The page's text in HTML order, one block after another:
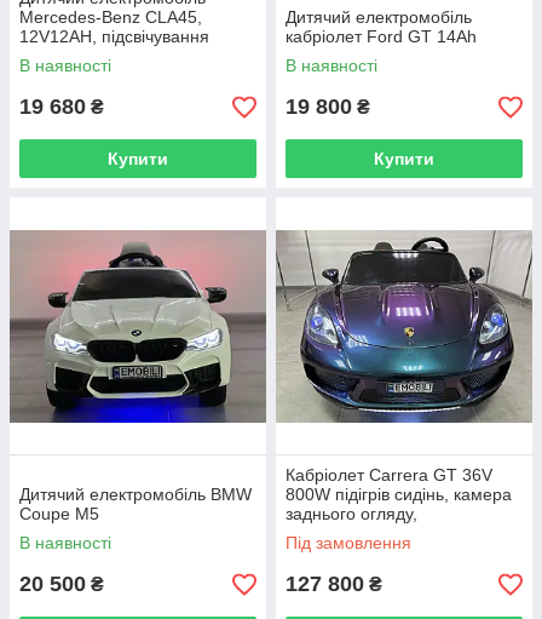
Mercedes-Benz CLA45,
12V12AH, підсвічування
днища, коліс і ніг,
амортизатори передні/задні
В наявності
19 680 ₴
Купити
Дитячий електромобіль
кабріолет Ford GT 14Ah
В наявності
19 800 ₴
Купити
Дитячий електромобіль BMW
Coupe M5
В наявності
20 500 ₴
Кабріолет Carrera GT 36V
800W підігрів сидінь, камера
заднього огляду,
підсвічування днища,
сигналізація
Під замовлення
127 800 ₴